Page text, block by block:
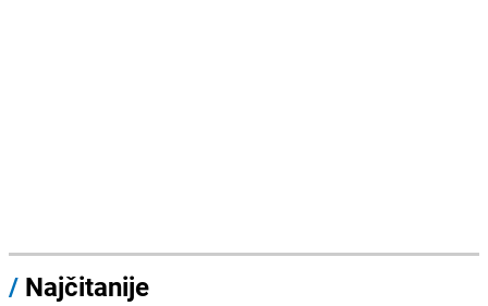
/ Najčitanije